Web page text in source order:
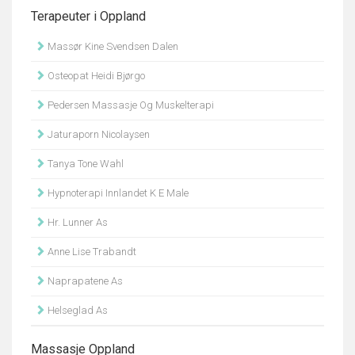
Terapeuter i Oppland
Massør Kine Svendsen Dalen
Osteopat Heidi Bjørgo
Pedersen Massasje Og Muskelterapi
Jaturaporn Nicolaysen
Tanya Tone Wahl
Hypnoterapi Innlandet K E Male
Hr. Lunner As
Anne Lise Trabandt
Naprapatene As
Helseglad As
Massasje Oppland